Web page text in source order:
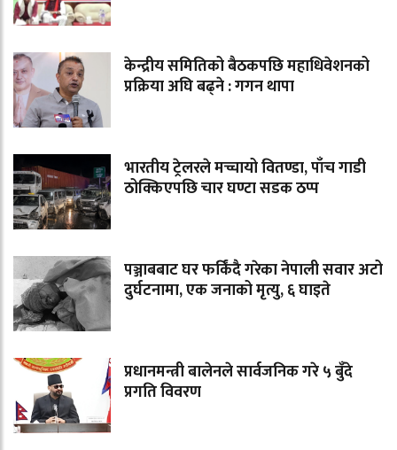
केन्द्रीय समितिको बैठकपछि महाधिवेशनको
प्रक्रिया अघि बढ्ने : गगन थापा
भारतीय ट्रेलरले मच्चायो वितण्डा, पाँच गाडी
ठोक्किएपछि चार घण्टा सडक ठप्प
पञ्जाबबाट घर फर्किंदै गरेका नेपाली सवार अटो
दुर्घटनामा, एक जनाको मृत्यु, ६ घाइते
प्रधानमन्त्री बालेनले सार्वजनिक गरे ५ बुँदे
प्रगति विवरण